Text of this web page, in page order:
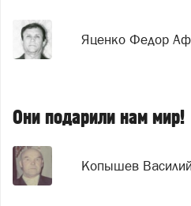
Яценко Федор
Они подарили нам мир!
Копышев